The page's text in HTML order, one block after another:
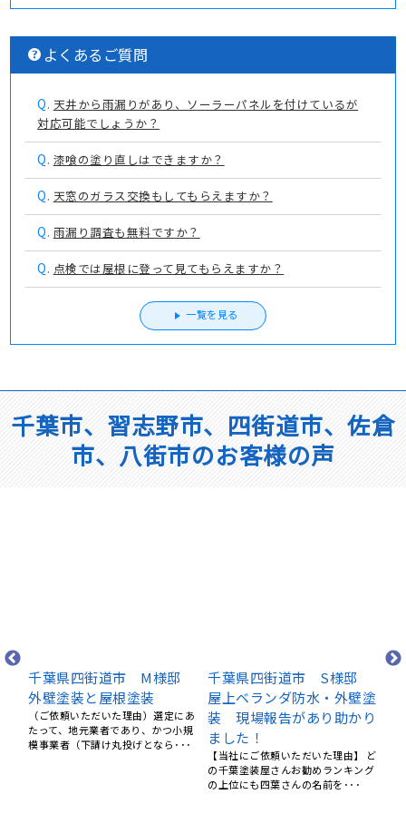
よくあるご質問
Q. 天井から雨漏りがあり、ソーラーパネルを付けているが
対応可能でしょうか？
Q. 漆喰の塗り直しはできますか？
Q. 天窓のガラス交換もしてもらえますか？
Q. 雨漏り調査も無料ですか？
Q. 点検では屋根に登って見てもらえますか？
一覧を見る
千葉市、習志野市、四街道市、佐倉
市、八街市のお客様の声
県四街道市 M様邸
装と屋根塗装
頼いただいた理由）選定にあ
、地元業者であり、かつ小規
者（下請け丸投げとなら･･･
屋上ベランダ防水・外壁塗
装 現場報告があり助かり
ました！
【当社にご依頼いただいた理由】 ど
の千葉塗装屋さんお勧めランキング
の上位にも四葉さんの名前を･･･
千葉県
屋根葺き
装工事、
・(当社にご
数社の営業と